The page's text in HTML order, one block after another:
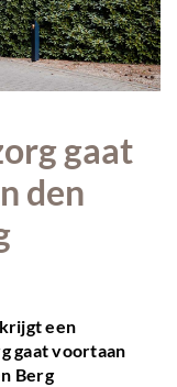
gaat
den
een
gaat voortaan
Berg